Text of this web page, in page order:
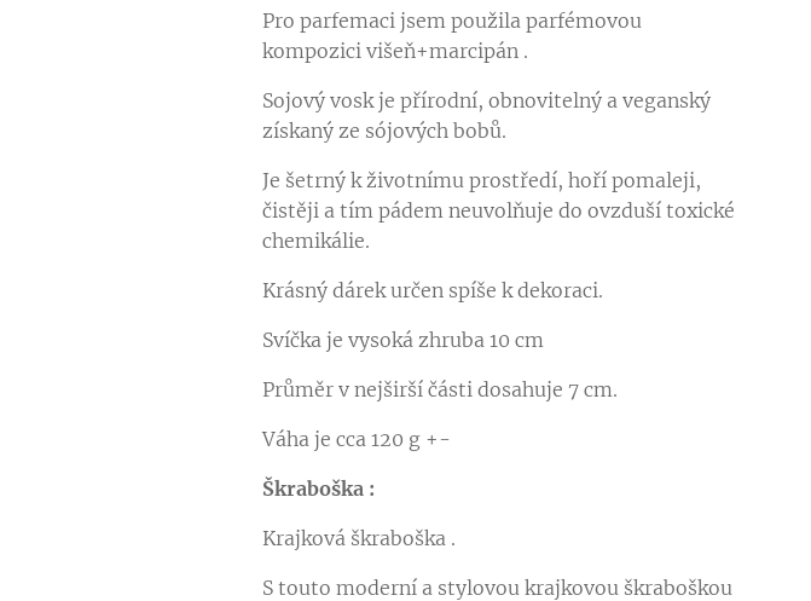
Pro parfemaci jsem použila parfémovou
kompozici višeň+marcipán .
Sojový vosk je přírodní, obnovitelný a veganský
získaný ze sójových bobů.
Je šetrný k životnímu prostředí, hoří pomaleji,
čistěji a tím pádem neuvolňuje do ovzduší toxické
chemikálie.
Krásný dárek určen spíše k dekoraci.
Svíčka je vysoká zhruba 10 cm
Průměr v nejširší části dosahuje 7 cm.
Váha je cca 120 g +-
Škraboška :
Krajková škraboška .
S touto moderní a stylovou krajkovou škraboškou